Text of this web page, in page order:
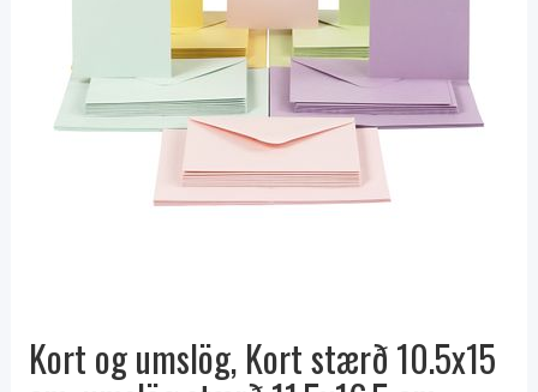
Kort og umslög, Kort stærð 10.5x15